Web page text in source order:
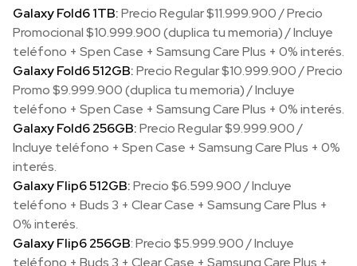
Galaxy Fold6 1TB:Precio Regular $11.999.900 / Precio
Promocional $10.999.900 (duplica tu memoria) / Incluye
teléfono + Spen Case + Samsung Care Plus + 0% interés.
Galaxy Fold6 512GB:Precio Regular $10.999.900 / Precio
Promo $9.999.900 (duplica tu memoria) / Incluye
teléfono + Spen Case + Samsung Care Plus + 0% interés.
Galaxy Fold6 256GB:Precio Regular $9.999.900 /
Incluye teléfono + Spen Case + Samsung Care Plus + 0%
interés.
Galaxy Flip6 512GB:Precio $6.599.900 / Incluye
teléfono + Buds 3 + Clear Case + Samsung Care Plus +
0% interés.
Galaxy Flip6 256GB: Precio $5.999.900 / Incluye
teléfono + Buds 3 + Clear Case + Samsung Care Plus +